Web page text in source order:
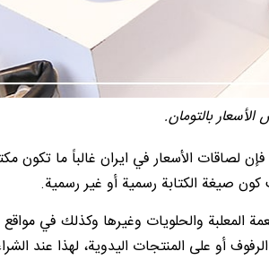
بالتومان.
لصاقات الأسعار في ايران غالباً ما تكون
صيغة الكتابة رسمية أو غير رسمية.
المعلبة والحلويات وغيرها وكذلك في
أو على المنتجات اليدوية، لهذا عند